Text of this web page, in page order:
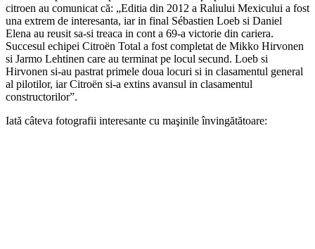
citroen au comunicat că: „Editia din 2012 a Raliului Mexicului a fost
una extrem de interesanta, iar in final Sébastien Loeb si Daniel
Elena au reusit sa-si treaca in cont a 69-a victorie din cariera.
Succesul echipei Citroën Total a fost completat de Mikko Hirvonen
si Jarmo Lehtinen care au terminat pe locul secund. Loeb si
Hirvonen si-au pastrat primele doua locuri si in clasamentul general
al pilotilor, iar Citroën si-a extins avansul in clasamentul
constructorilor”.
Iată câteva fotografii interesante cu maşinile învingătătoare: